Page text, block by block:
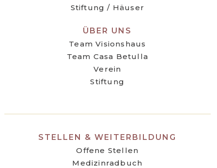
Stiftung / Häuser
ÜBER UNS
Team Visionshaus
Team Casa Betulla
Verein
Stiftung
STELLEN & WEITERBILDUNG
Offene Stellen
Medizinradbuch